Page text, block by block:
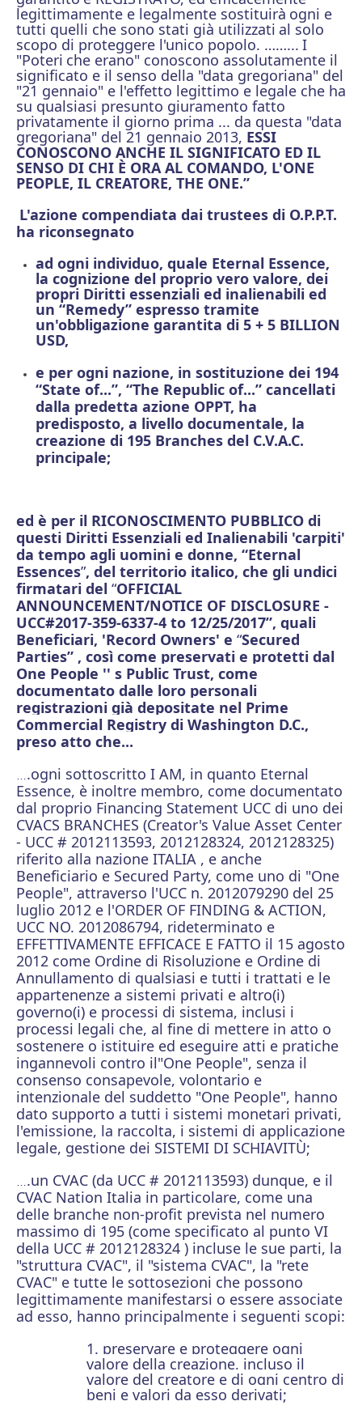
legittimamente e legalmente sostituirà ogni e
tutti quelli che sono stati già utilizzati al solo
scopo di proteggere l'unico popolo. ……... I
"Poteri che erano" conoscono assolutamente il
significato e il senso della "data gregoriana" del
"21 gennaio" e l'effetto legittimo e legale che ha
su qualsiasi presunto giuramento fatto
privatamente il giorno prima ... da questa "data
gregoriana" del 21 gennaio 2013, ESSI
CONOSCONO ANCHE IL SIGNIFICATO ED IL
SENSO DI CHI È ORA AL COMANDO, L'ONE
PEOPLE, IL CREATORE, THE ONE.”
L'azione compendiata dai trustees di O.P.P.T.
ha riconsegnato
ad ogni individuo, quale Eternal Essence,
la cognizione del proprio vero valore, dei
propri Diritti essenziali ed inalienabili ed
un “Remedy” espresso tramite
un'obbligazione garantita di 5 + 5 BILLION
USD,
e per ogni nazione, in sostituzione dei 194
“State of...”, “The Republic of...” cancellati
dalla predetta azione OPPT, ha
predisposto, a livello documentale, la
creazione di 195 Branches del C.V.A.C.
principale;
ed è per il RICONOSCIMENTO PUBBLICO di
questi Diritti Essenziali ed Inalienabili 'carpiti'
da tempo agli uomini e donne, “Eternal
Essences”, del territorio italico, che gli undici
firmatari del “OFFICIAL
ANNOUNCEMENT/NOTICE OF DISCLOSURE -
UCC#2017-359-6337-4 to 12/25/2017”, quali
Beneficiari, 'Record Owners' e “Secured
Parties” , così come preservati e protetti dal
One People '' s Public Trust, come
documentato dalle loro personali
registrazioni già depositate nel Prime
Commercial Registry di Washington D.C.,
preso atto che...
….ogni sottoscritto I AM, in quanto Eternal
Essence, è inoltre membro, come documentato
dal proprio Financing Statement UCC di uno dei
CVACS BRANCHES (Creator's Value Asset Center
- UCC # 2012113593, 2012128324, 2012128325)
riferito alla nazione ITALIA , e anche
Beneficiario e Secured Party, come uno di "One
People", attraverso l'UCC n. 2012079290 del 25
luglio 2012 e l'ORDER OF FINDING & ACTION,
UCC NO. 2012086794, rideterminato e
EFFETTIVAMENTE EFFICACE E FATTO il 15 agosto
2012 come Ordine di Risoluzione e Ordine di
Annullamento di qualsiasi e tutti i trattati e le
appartenenze a sistemi privati ​​e altro(i)
governo(i) e processi di sistema, inclusi i
processi legali che, al fine di mettere in atto o
sostenere o istituire ed eseguire atti e pratiche
ingannevoli contro il"One People", senza il
consenso consapevole, volontario e
intenzionale del suddetto "One People", hanno
dato supporto a tutti i sistemi monetari privati,
l'emissione, la raccolta, i sistemi di applicazione
legale, gestione dei SISTEMI DI SCHIAVITÙ;
….un CVAC (da UCC # 2012113593) dunque, e il
CVAC Nation Italia in particolare, come una
delle branche non-profit prevista nel numero
massimo di 195 (come specificato al punto VI
della UCC # 2012128324 ) incluse le sue parti, la
"struttura CVAC", il "sistema CVAC", la "rete
CVAC" e tutte le sottosezioni che possono
legittimamente manifestarsi o essere associate
ad esso, hanno principalmente i seguenti scopi:
1. preservare e proteggere ogni
valore della creazione, incluso il
valore del creatore e di ogni centro di
beni e valori da esso derivati;